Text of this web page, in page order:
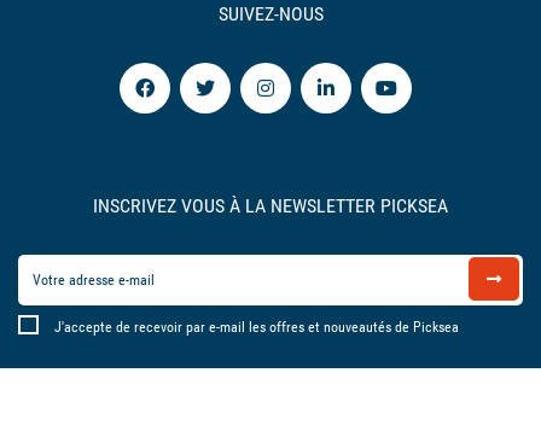
SUIVEZ-NOUS
INSCRIVEZ VOUS À LA NEWSLETTER PICKSEA
J'accepte de recevoir par e-mail les offres et nouveautés de Picksea